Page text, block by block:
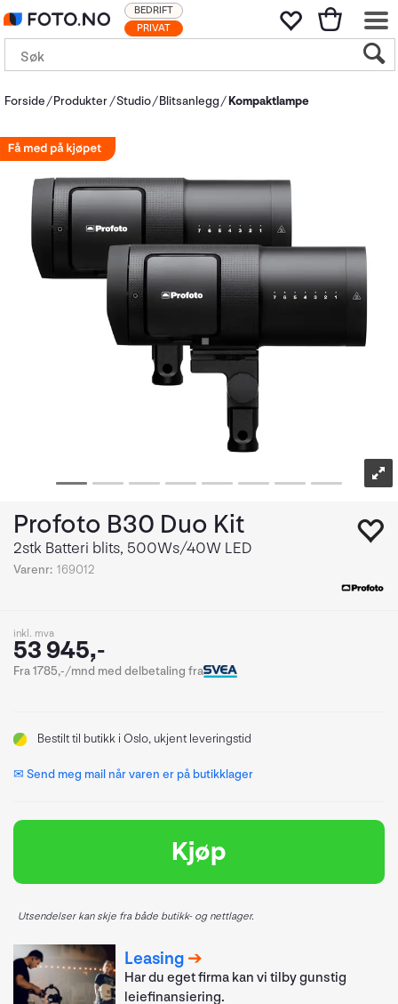
PRIVAT
BEDRIFT
Forside Produkter Studio Blitsanlegg Kompaktlampe
Profoto B30 Duo Kit
2stk Batteri blits, 500Ws/40W LED
Varenr: 169012
inkl. mva
53 945,-
Fra 1785,-/mnd med delbetaling fra
Bestilttil butikk i Oslo, ukjent leveringstid
✉ Send meg mail når varen er på butikklager
Kjøp
Utsendelser kan skje fra både butikk- og nettlager.
Leasing
Har du eget firma kan vi tilby gunstig
leiefinansiering.